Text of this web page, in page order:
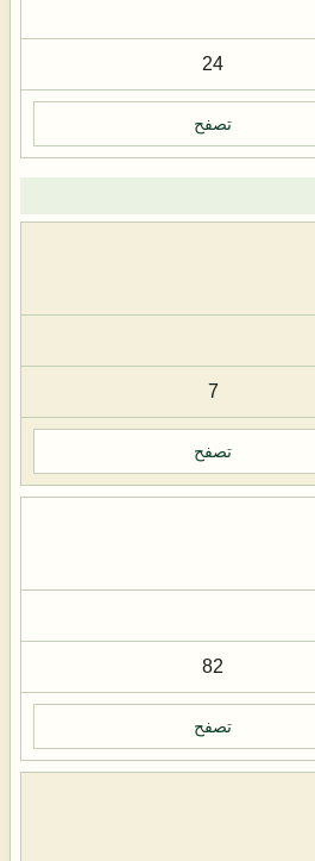
24
تصفح
7
تصفح
82
تصفح